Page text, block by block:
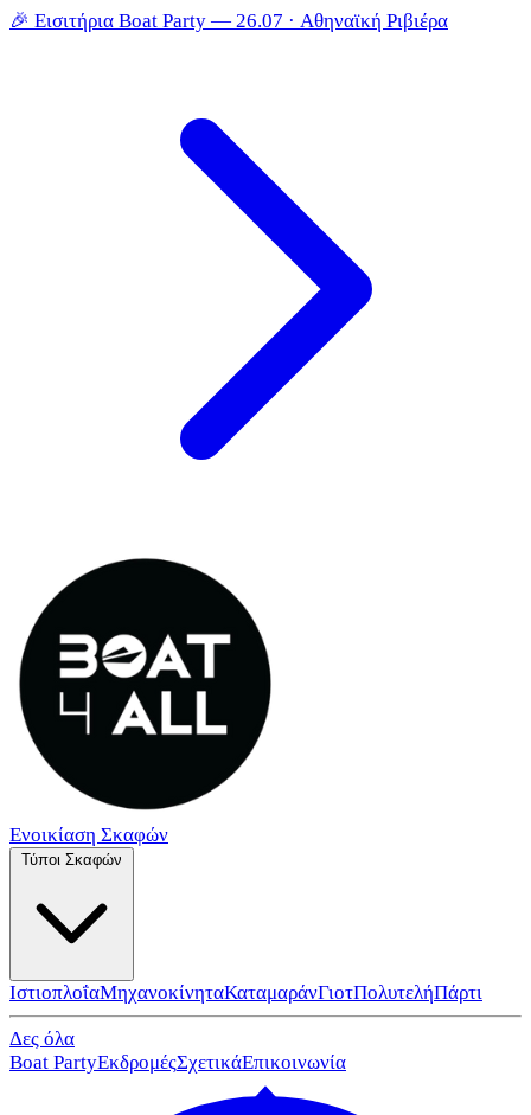
🎉 Εισιτήρια Boat Party — 26.07 · Αθηναϊκή Ριβιέρα
Ενοικίαση Σκαφών
Τύποι Σκαφών
ΙστιοπλοΐαΜηχανοκίνηταΚαταμαράνΓιοτΠολυτελήΠάρτι
Δες όλα
Boat PartyΕκδρομέςΣχετικάΕπικοινωνία